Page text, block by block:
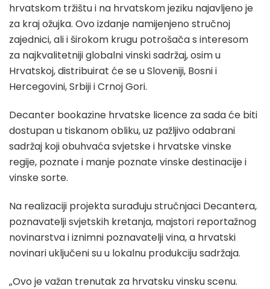
hrvatskom tržištu i na hrvatskom jeziku najavljeno je
za kraj ožujka. Ovo izdanje namijenjeno stručnoj
zajednici, ali i širokom krugu potrošača s interesom
za najkvalitetniji globalni vinski sadržaj, osim u
Hrvatskoj, distribuirat će se u Sloveniji, Bosni i
Hercegovini, Srbiji i Crnoj Gori.
Decanter bookazine hrvatske licence za sada će biti
dostupan u tiskanom obliku, uz pažljivo odabrani
sadržaj koji obuhvaća svjetske i hrvatske vinske
regije, poznate i manje poznate vinske destinacije i
vinske sorte.
Na realizaciji projekta surađuju stručnjaci Decantera,
poznavatelji svjetskih kretanja, majstori reportažnog
novinarstva i iznimni poznavatelji vina, a hrvatski
novinari uključeni su u lokalnu produkciju sadržaja.
„Ovo je važan trenutak za hrvatsku vinsku scenu.